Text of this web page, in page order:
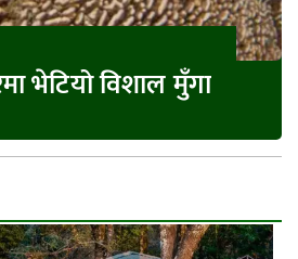
भेटियो विशाल मुँगा